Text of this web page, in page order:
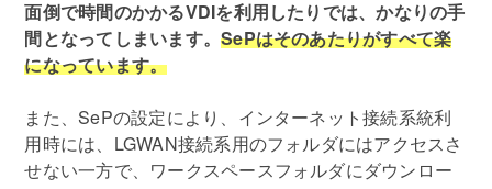
面倒で時間のかかるVDIを利用したりでは、かなりの手
間となってしまいます。SePはそのあたりがすべて楽
になっています。
また、SePの設定により、インターネット接続系統利
用時には、LGWAN接続系用のフォルダにはアクセスさ
せない一方で、ワークスペースフォルダにダウンロー